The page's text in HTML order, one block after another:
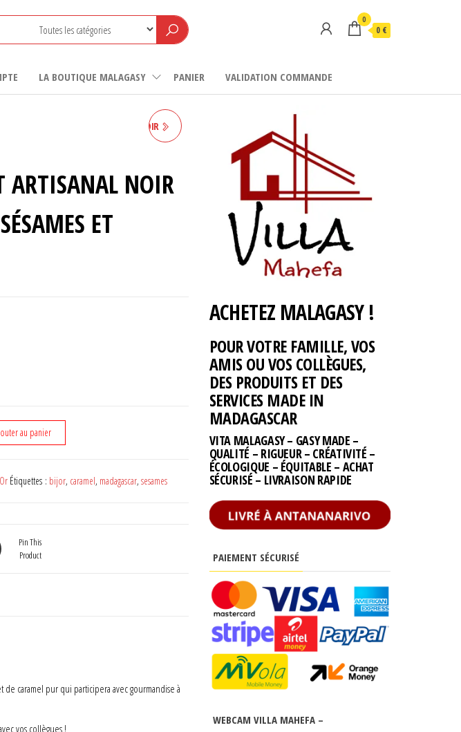
0
0 €
LA BOUTIQUE MALAGASY PANIER VALIDATION COMMANDE
CHOCOLAT ARTISANAL NOIR
ARTISANAL NOIR
ET
au panier
Étiquettes : bijor, caramel, madagascar, sesames
Pin This
Product
caramel pur qui participera avec gourmandise à
vos collègues !
ACHETEZ MALAGASY !
POUR VOTRE FAMILLE, VOS
AMIS OU VOS COLLÈGUES,
DES PRODUITS ET DES
SERVICES MADE IN
MADAGASCAR
VITA MALAGASY – GASY MADE –
QUALITÉ – RIGUEUR – CRÉATIVITÉ –
ÉCOLOGIQUE – ÉQUITABLE – ACHAT
SÉCURISÉ – LIVRAISON RAPIDE
PAIEMENT SÉCURISÉ
WEBCAM VILLA MAHEFA –